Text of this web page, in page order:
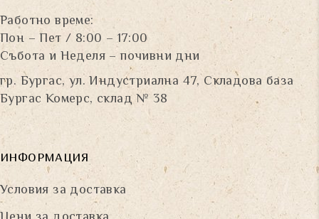
Работно време:
Пон – Пет / 8:00 – 17:00
Събота и Неделя – почивни дни
гр. Бургас, ул. Индустриална 47, Складова база
Бургас Комерс, склад № 38
ИНФОРМАЦИЯ
Условия за доставка